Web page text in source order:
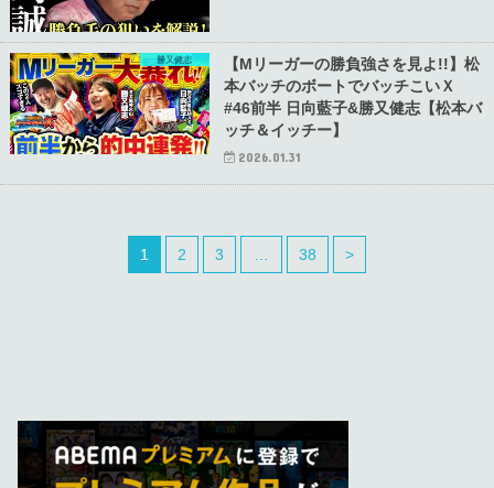
勝又健志
【Mリーガーの勝負強さを見よ!!】松
本バッチのボートでバッチこいＸ
#46前半 日向藍子&勝又健志【松本バ
ッチ＆イッチー】
2026.01.31
1 2 3 38 >